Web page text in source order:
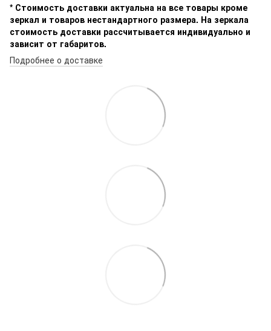
* Стоимость доставки актуальна на все товары кроме
зеркал и товаров нестандартного размера. На зеркала
стоимость доставки рассчитывается индивидуально и
зависит от габаритов.
Подробнее о доставке